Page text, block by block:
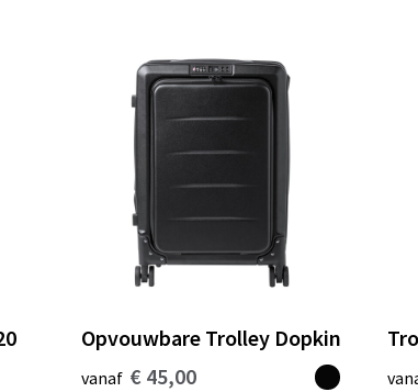
Opvouwbare Trolley Dopkin
vanaf € 45,00